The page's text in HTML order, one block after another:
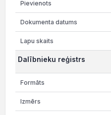
Dalībnieku reģistrs